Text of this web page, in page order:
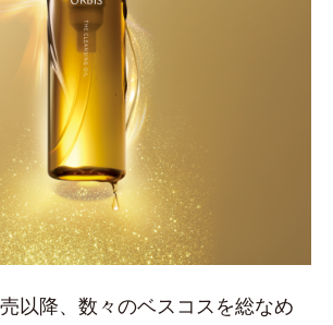
以降、数々のベスコスを総なめ